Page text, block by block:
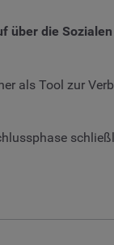
über die
als Tool zur